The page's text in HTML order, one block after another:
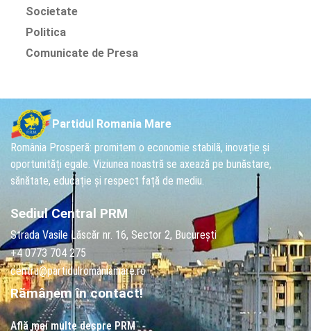
Societate
Politica
Comunicate de Presa
Partidul Romania Mare
România Prosperă: promitem o economie stabilă, inovație și
oportunități egale. Viziunea noastră se axează pe bunăstare,
sănătate, educație și respect față de mediu.
Sediul Central PRM
Strada Vasile Lăscăr nr. 16, Sector 2, București
+4 0773 704 275
centru@partidulromaniamare.ro
Rămânem în contact!
Află mai multe despre PRM